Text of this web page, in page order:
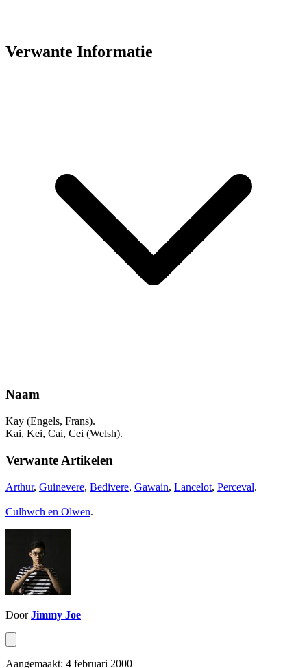
Verwante Informatie
Naam
Kay (Engels, Frans).
Kai, Kei, Cai, Cei (Welsh).
Verwante Artikelen
Arthur, Guinevere, Bedivere, Gawain, Lancelot, Perceval.
Culhwch en Olwen.
DoorJimmy Joe
Aangemaakt: 4 februari 2000